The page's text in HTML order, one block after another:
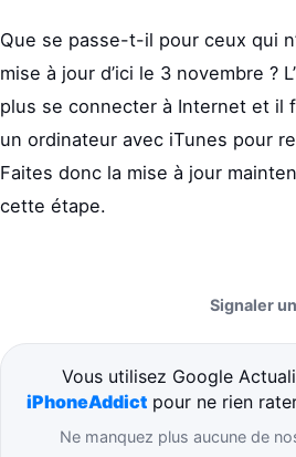
Que se passe-t-il pour ceux qui
mise à jour d’ici le 3 novembre ?
plus se connecter à Internet et il
un ordinateur avec iTunes pour
Faites donc la mise à jour
cette étape.
Signaler
Vous utilisez Google
iPhoneAddict pour ne rien
Ne manquez plus aucune de